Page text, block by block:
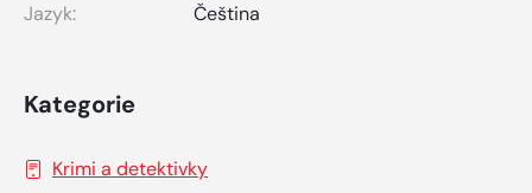
Jazyk:
Čeština
Kategorie
Krimi a detektivky